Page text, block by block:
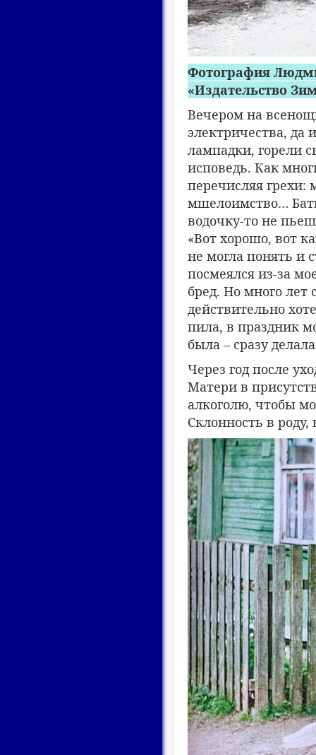
Фотография
«Издательство
Вечером на
электричества, да
лампадки, горели
исповедь. Как
перечисляя грехи:
мшелоимство…
водочку-то не
«Вот хорошо, вот
не могла понять и
посмеялся из-за
бред. Но много лет
действительно
пила, в праздник
была – сразу
Через год после
Матери в
алкоголю, чтобы
Склонность в